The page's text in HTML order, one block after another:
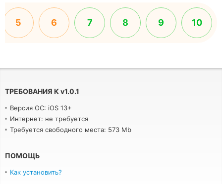
5 6 7 8 9 10
ТРЕБОВАНИЯ К v1.0.1
Версия ОС: iOS 13+
Интернет: не требуется
Требуется свободного места: 573 Mb
ПОМОЩЬ
Как установить?